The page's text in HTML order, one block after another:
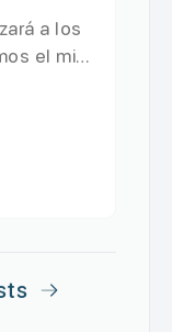
a los
el mito